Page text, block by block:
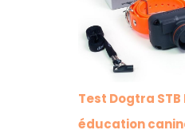
Test Dogtra
éducation